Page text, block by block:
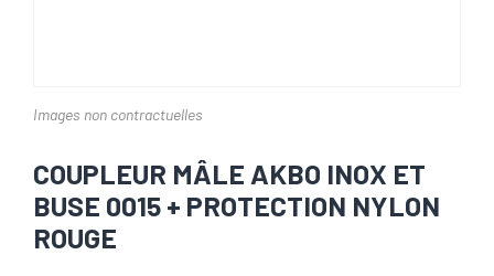
Images non contractuelles
COUPLEUR MÂLE AKBO INOX ET
BUSE 0015 + PROTECTION NYLON
ROUGE